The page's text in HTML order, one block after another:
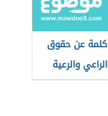
كلمة عن حقوق
الراعي والرعية